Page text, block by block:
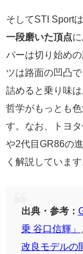
そしてSTI Sport
一段磨いた頂点
パーは切り始め
ツは路面の凹凸
詰めると乗り味
哲学がもっとも
す。なお、トヨ
や2代目GR86の
く解説しています
出典・参考：
乗 谷口信輝」
改良モデルの